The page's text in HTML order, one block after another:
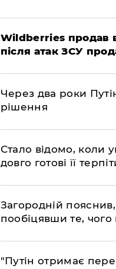
Wildberries продав
після атак ЗСУ
Через два роки
рішення
Стало відомо, коли
довго готові її
Загородній
пообіцявши те,
"Путін отримає